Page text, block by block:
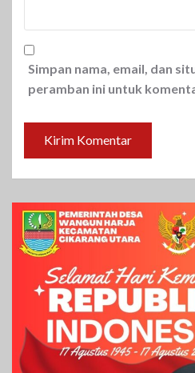
Simpan nama, email, dan
peramban ini untuk